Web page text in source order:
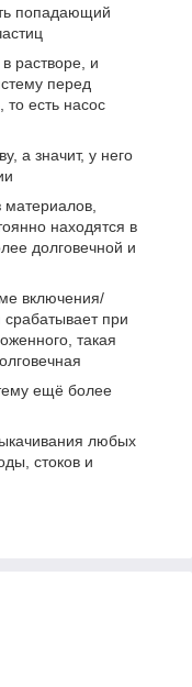
попадающий
растворе, и
перед
то есть насос
а значит, у него
находятся в
долговечной и
включения/
при
такая
ещё более
любых
стоков и